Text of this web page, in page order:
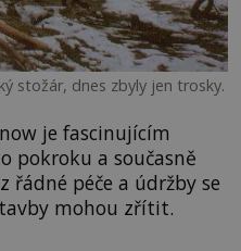
stožár, dnes zbyly jen trosky.
je fascinujícím
pokroku a současně
řádné péče a údržby se
mohou zřítit.